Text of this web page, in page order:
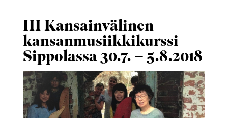
III Kansainvälinen
kansanmusiikkikurssi
Sippolassa 30.7. – 5.8.2018